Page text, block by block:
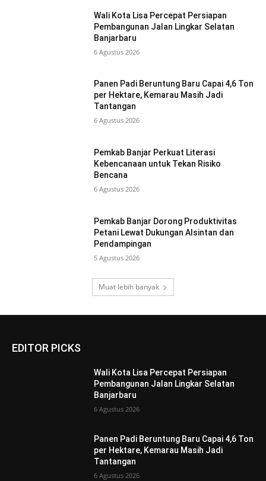
Wali Kota Lisa Percepat Persiapan
Pembangunan Jalan Lingkar Selatan
Banjarbaru
6 Agustus 2026
Panen Padi Beruntung Baru Capai 4,6 Ton
per Hektare, Kemarau Masih Jadi
Tantangan
6 Agustus 2026
Pemkab Banjar Perkuat Literasi
Kebencanaan untuk Tekan Risiko
Bencana
6 Agustus 2026
Pemkab Banjar Dorong Produktivitas
Petani Lewat Dukungan Alsintan dan
Pendampingan
5 Agustus 2026
Muat lebih banyak
EDITOR PICKS
Wali Kota Lisa Percepat Persiapan
Pembangunan Jalan Lingkar Selatan
Banjarbaru
6 Agustus 2026
Panen Padi Beruntung Baru Capai 4,6 Ton
per Hektare, Kemarau Masih Jadi
Tantangan
6 Agustus 2026